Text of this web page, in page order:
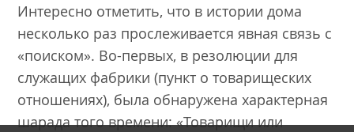
Интересно отметить, что в истории дома
несколько раз прослеживается явная связь с
«поиском». Во-первых, в резолюции для
служащих фабрики (пункт о товарищеских
отношениях), была обнаружена характерная
шарада того времени: «Товарищи или